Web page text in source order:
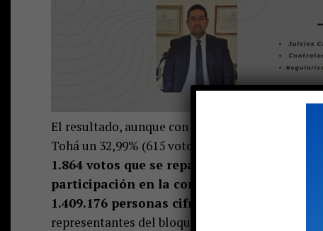
El resultado, aunque con algunos matices, se
Tohá un 32,99% (615 votos), Winter el 10,68%
1.864 votos que se repartieron en 39
participación en la comuna fue del 5%;
1.409.176 personas cifra que fue
representantes del bloque oficialista.